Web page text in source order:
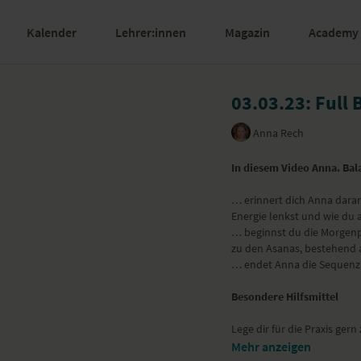
Kalender Lehrer:innen Magazin Academy
03.03.23: Full
Anna Rech
In diesem Video Anna.
… erinnert dich Anna
Energie lenkst und wie du
… beginnst du die
zu den Asanas,
… endet Anna die
Besondere Hilfsmittel
Lege dir für die Praxis
Mehr anzeigen